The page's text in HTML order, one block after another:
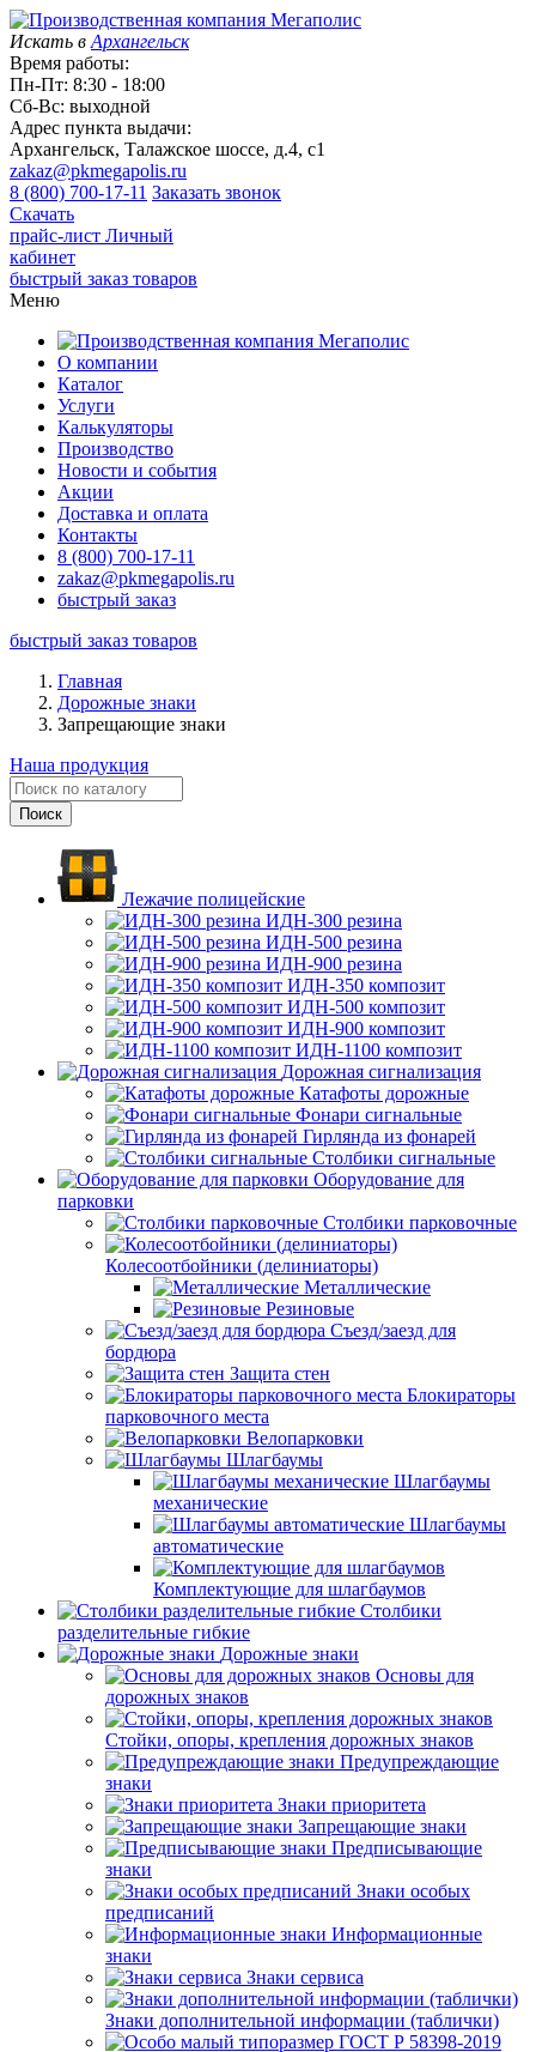
Искать в Архангельск
Время работы:
Пн-Пт: 8:30 - 18:00
Сб-Вс: выходной
Адрес пункта выдачи:
Архангельск, Талажское шоссе, д.4, с1
zakaz@pkmegapolis.ru
8 (800) 700-17-11 Заказать звонок
Скачать
прайс-лист Личный
кабинет
быстрый заказ товаров
Меню
О компании
Каталог
Услуги
Калькуляторы
Производство
Новости и события
Акции
Доставка и оплата
Контакты
8 (800) 700-17-11
zakaz@pkmegapolis.ru
быстрый заказ
быстрый заказ товаров
Главная
Дорожные знаки
Запрещающие знаки
Наша продукция
Лежачие полицейские
ИДН-300 резина
ИДН-500 резина
ИДН-900 резина
ИДН-350 композит
ИДН-500 композит
ИДН-900 композит
ИДН-1100 композит
Дорожная сигнализация
Катафоты дорожные
Фонари сигнальные
Гирлянда из фонарей
Столбики сигнальные
Оборудование для
парковки
Столбики парковочные
Колесоотбойники (делиниаторы)
Металлические
Резиновые
Съезд/заезд для
бордюра
Защита стен
Блокираторы
парковочного места
Велопарковки
Шлагбаумы
Шлагбаумы
механические
Шлагбаумы
автоматические
Комплектующие для шлагбаумов
Столбики
разделительные гибкие
Дорожные знаки
Основы для
дорожных знаков
Стойки, опоры, крепления дорожных знаков
Предупреждающие
знаки
Знаки приоритета
Запрещающие знаки
Предписывающие
знаки
Знаки особых
предписаний
Информационные
знаки
Знаки сервиса
Знаки дополнительной информации (таблички)